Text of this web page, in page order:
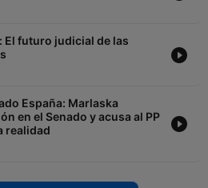
El futuro judicial de las
España: Marlaska
en el Senado y acusa al PP
realidad